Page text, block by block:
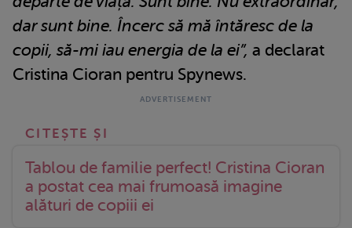
dar sunt bine. Încerc să mă întăresc de la
copii, să-mi iau energia de la ei”, a declarat
Cristina Cioran pentru Spynews.
Tablou de familie perfect! Cristina Cioran
a postat cea mai frumoasă imagine
alături de copiii ei